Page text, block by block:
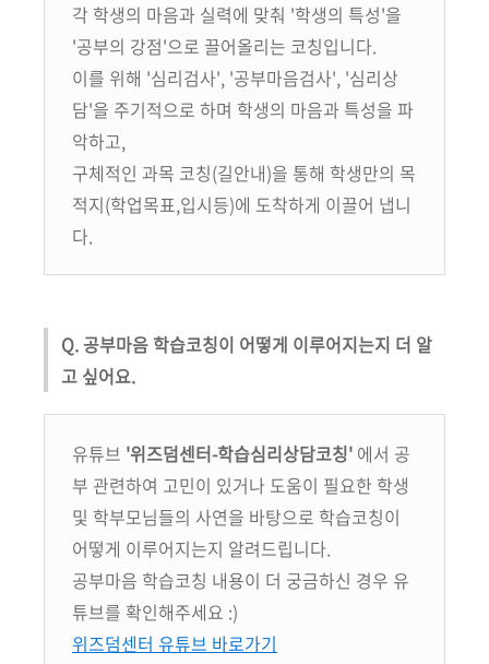
각 학생의 마음과 실력에 맞춰 '학생의 특성'을
'공부의 강점'으로 끌어올리는 코칭입니다.
이를 위해 '심리검사', '공부마음검사', '심리상
담'을 주기적으로 하며 학생의 마음과 특성을 파
악하고,
구체적인 과목 코칭(길안내)을 통해 학생만의 목
적지(학업목표,입시등)에 도착하게 이끌어 냅니
다.
Q. 공부마음 학습코칭이 어떻게 이루어지는지 더 알
고 싶어요.
유튜브 '위즈덤센터-학습심리상담코칭' 에서 공
부 관련하여 고민이 있거나 도움이 필요한 학생
및 학부모님들의 사연을 바탕으로 학습코칭이
어떻게 이루어지는지 알려드립니다.
공부마음 학습코칭 내용이 더 궁금하신 경우 유
튜브를 확인해주세요 :)
위즈덤센터 유튜브 바로가기